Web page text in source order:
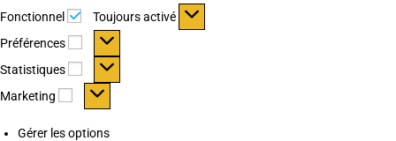
Fonctionnel Fonctionnel
Toujours activé
Préférences
Préférences
Statistiques Statistiques
Marketing Marketing
Gérer les options